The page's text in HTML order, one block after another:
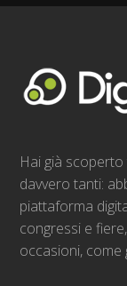
Hai già
davvero tanti:
piattaforma
congressi e
occasioni, come